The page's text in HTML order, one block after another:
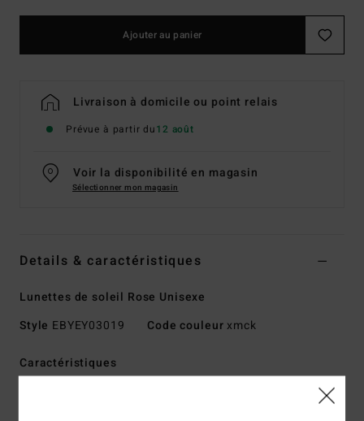
Ajouter au panier
Livraison à domicile ou point relais
Prévue à partir du12 août
Voir la disponibilité en magasin
Sélectionner mon magasin
Details & caractéristiques
Lunettes de soleil Rose Unisexe
Style EBYEY03019 Code couleurxmck
Caractéristiques